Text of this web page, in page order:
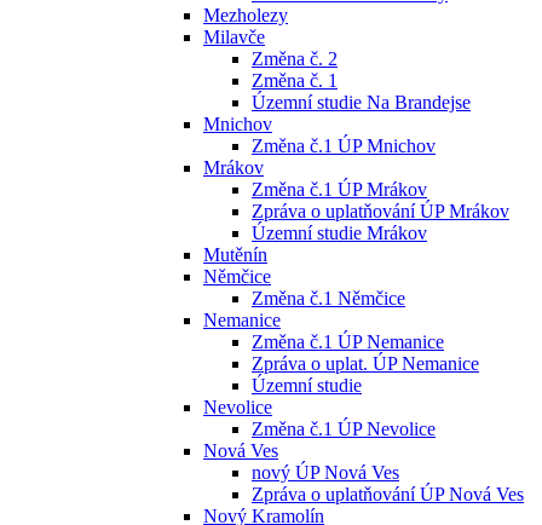
Mezholezy
Milavče
Změna č. 2
Změna č. 1
Územní studie Na Brandejse
Mnichov
Změna č.1 ÚP Mnichov
Mrákov
Změna č.1 ÚP Mrákov
Zpráva o uplatňování ÚP Mrákov
Územní studie Mrákov
Mutěnín
Němčice
Změna č.1 Němčice
Nemanice
Změna č.1 ÚP Nemanice
Zpráva o uplat. ÚP Nemanice
Územní studie
Nevolice
Změna č.1 ÚP Nevolice
Nová Ves
nový ÚP Nová Ves
Zpráva o uplatňování ÚP Nová Ves
Nový Kramolín